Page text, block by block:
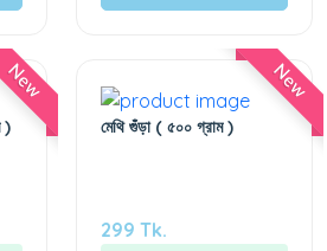
New
)
New
মেথি গুঁড়া ( ৫০০ গ্রাম )
299 Tk.